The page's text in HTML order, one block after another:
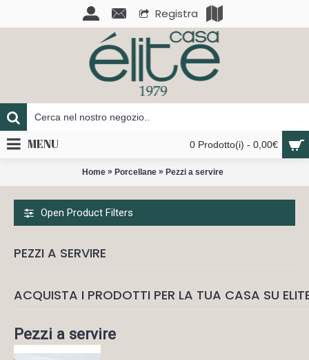
Registra
0 Prodotto(i) - 0,00€
MENU
Home » Porcellane » Pezzi a servire
Open Product Filters
PEZZI A SERVIRE
ACQUISTA I PRODOTTI PER LA TUA CASA SU
Pezzi a servire